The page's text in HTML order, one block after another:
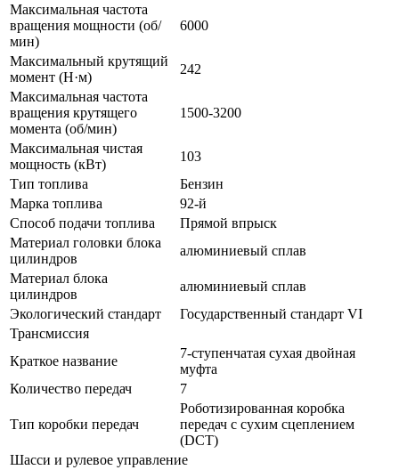
Максимальная частота
вращения мощности (об/
мин)
6000
Максимальный крутящий
момент (Н·м)
242
Максимальная частота
вращения крутящего
момента (об/мин)
1500-3200
Максимальная чистая
мощность (кВт)
103
Тип топлива
Бензин
Марка топлива
92-й
Способ подачи топлива
Прямой впрыск
Материал головки блока
цилиндров
алюминиевый сплав
Материал блока
цилиндров
алюминиевый сплав
Экологический стандарт
Государственный стандарт VI
Трансмиссия
Краткое название
7-ступенчатая сухая двойная
муфта
Количество передач
7
Тип коробки передач
Роботизированная коробка
передач с сухим сцеплением
(DCT)
Шасси и рулевое управление